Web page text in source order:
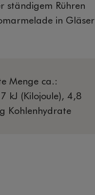
ständigem Rühren
in Gläser
Menge ca.:
kJ (Kilojoule), 4,8
Kohlenhydrate